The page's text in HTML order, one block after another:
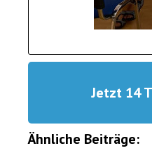
Jetzt 14
Ähnliche Beiträge: